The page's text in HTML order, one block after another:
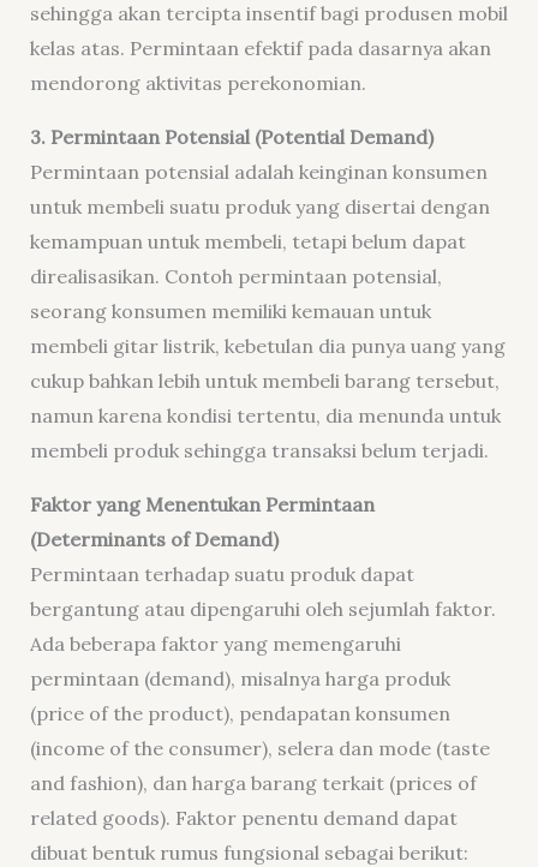
sehingga akan tercipta insentif bagi produsen mobil
kelas atas. Permintaan efektif pada dasarnya akan
mendorong aktivitas perekonomian.
3. Permintaan Potensial (Potential Demand)
Permintaan potensial adalah keinginan konsumen
untuk membeli suatu produk yang disertai dengan
kemampuan untuk membeli, tetapi belum dapat
direalisasikan. Contoh permintaan potensial,
seorang konsumen memiliki kemauan untuk
membeli gitar listrik, kebetulan dia punya uang yang
cukup bahkan lebih untuk membeli barang tersebut,
namun karena kondisi tertentu, dia menunda untuk
membeli produk sehingga transaksi belum terjadi.
Faktor yang Menentukan Permintaan
(Determinants of Demand)
Permintaan terhadap suatu produk dapat
bergantung atau dipengaruhi oleh sejumlah faktor.
Ada beberapa faktor yang memengaruhi
permintaan (demand), misalnya harga produk
(price of the product), pendapatan konsumen
(income of the consumer), selera dan mode (taste
and fashion), dan harga barang terkait (prices of
related goods). Faktor penentu demand dapat
dibuat bentuk rumus fungsional sebagai berikut: